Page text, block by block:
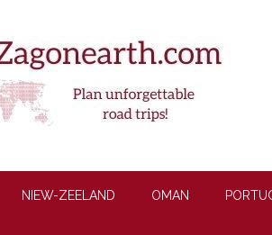
NIEW-ZEELAND OMAN